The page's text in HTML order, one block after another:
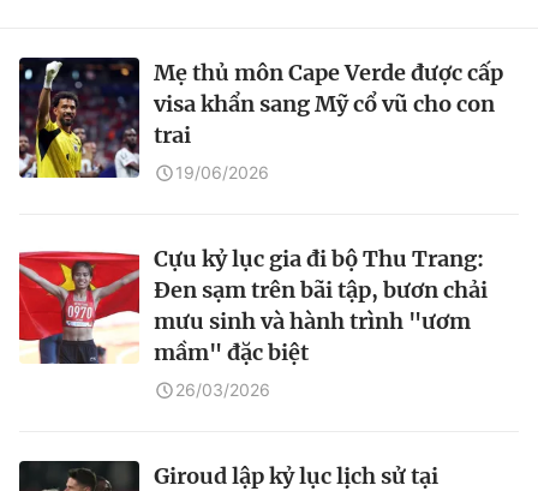
Mẹ thủ môn Cape Verde được cấp
visa khẩn sang Mỹ cổ vũ cho con
trai
19/06/2026
Cựu kỷ lục gia đi bộ Thu Trang:
Đen sạm trên bãi tập, bươn chải
mưu sinh và hành trình "ươm
mầm" đặc biệt
26/03/2026
Giroud lập kỷ lục lịch sử tại